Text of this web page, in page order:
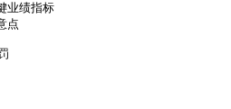
绩指标
点